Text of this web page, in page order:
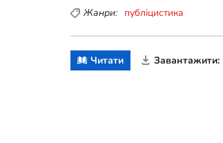
Жанри: публіцистика
Читати Завантажити: